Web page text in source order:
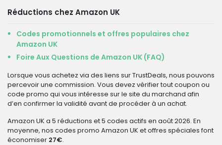
Réductions chez Amazon UK
Codes promotionnels et offres populaires chez
Amazon UK
Foire Aux Questions de Amazon UK (FAQ)
Lorsque vous achetez via des liens sur TrustDeals, nous pouvons
percevoir une commission. Vous devez vérifier tout coupon ou
code promo qui vous intéresse sur le site du marchand afin
d’en confirmer la validité avant de procéder à un achat.
Amazon UK a 5 réductions et 5 codes actifs en août 2026. En
moyenne, nos codes promo Amazon UK et offres spéciales font
économiser 27€.